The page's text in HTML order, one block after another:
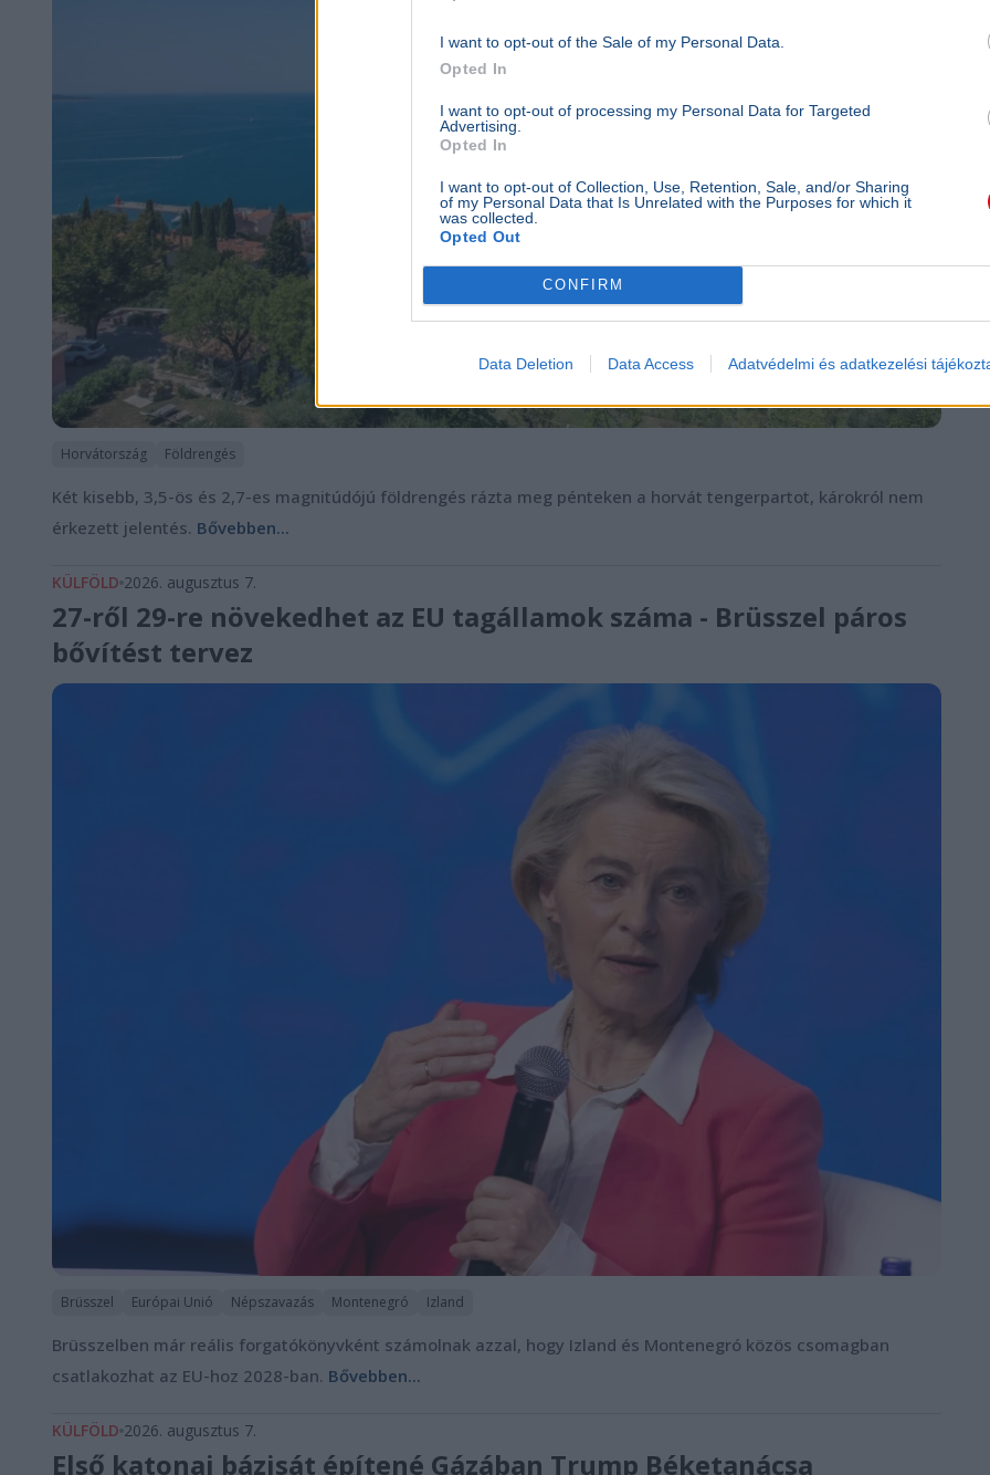
I want to opt-out of the Sale of my Personal Data.
Opted In
I want to opt-out of processing my Personal Data for Targeted
Advertising.
Opted In
I want to opt-out of Collection, Use, Retention, Sale, and/or Sharing
of my Personal Data that Is Unrelated with the Purposes for which it
was collected.
Opted Out
CONFIRM
Data Deletion Data Access Adatvédelmi és adatkezelési
Horvátország Földrengés
Két kisebb, 3,5-ös és 2,7-es magnitúdójú földrengés rázta meg pénteken a horvát tengerpartot, károkról nem
érkezett jelentés. Bővebben...
KÜLFÖLD 2026. augusztus 7.
27-ről 29-re növekedhet az EU tagállamok száma - Brüsszel páros
bővítést tervez
Brüsszel Európai Unió Népszavazás Montenegró Izland
Brüsszelben már reális forgatókönyvként számolnak azzal, hogy Izland és Montenegró közös csomagban
csatlakozhat az EU-hoz 2028-ban. Bővebben...
KÜLFÖLD 2026. augusztus 7.
Első katonai bázisát építené Gázában Trump Béketanácsa